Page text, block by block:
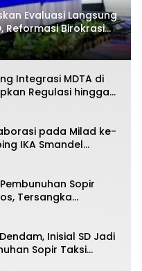
Evaluasi Langsung
Reformasi Birokrasi
Integrasi MDTA di
Regulasi hingga
pada Milad ke-
IKA Smandel
Sopir
Tersangka
Inisial SD Jadi
Sopir Taksi